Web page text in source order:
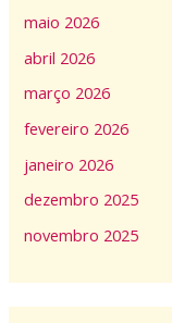
maio 2026
abril 2026
março 2026
fevereiro 2026
janeiro 2026
dezembro 2025
novembro 2025